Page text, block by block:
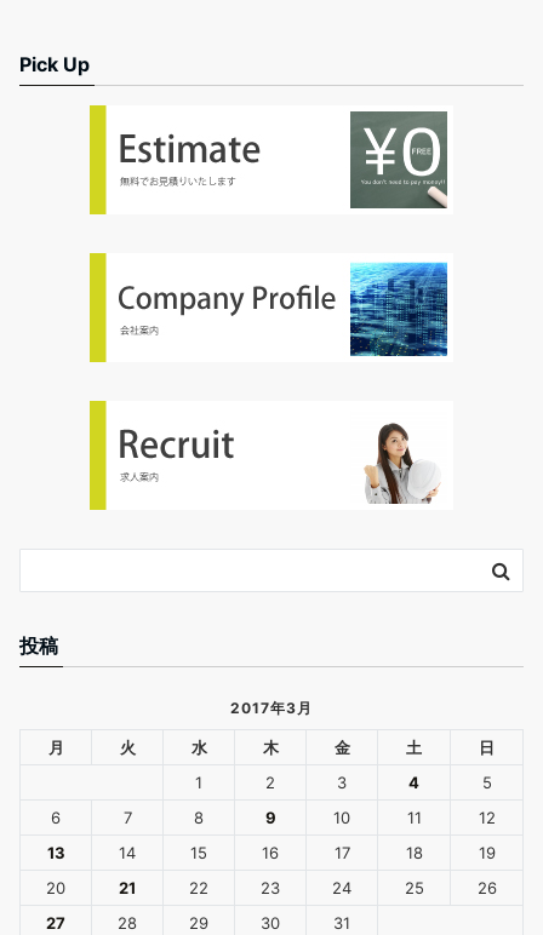
Pick Up
投稿
2017年3月
月 火 水 木 金 土
日
1
2 3 4
5
6
7 8 9 10 11
12
13
14 15 16 17 18
19
20
21 22 23 24 25
26
27
28 29 30 31